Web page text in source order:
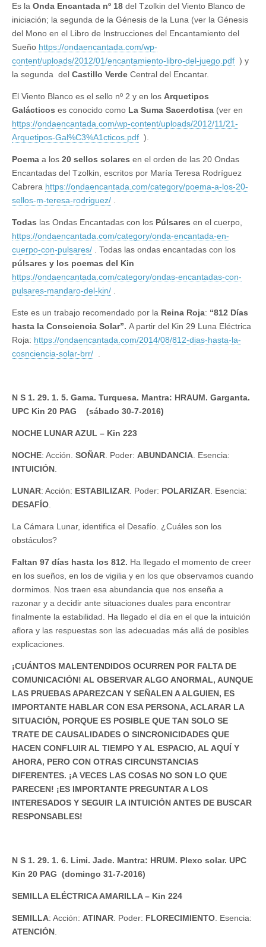
Es la Onda Encantada nº 18 del Tzolkin del Viento Blanco de
iniciación; la segunda de la Génesis de la Luna (ver la Génesis
del Mono en el Libro de Instrucciones del Encantamiento del
Sueño https://ondaencantada.com/wp-
content/uploads/2012/01/encantamiento-libro-del-juego.pdf ) y
la segunda del Castillo Verde Central del Encantar.
El Viento Blanco es el sello nº 2 y en los Arquetipos
Galácticos es conocido como La Suma Sacerdotisa (ver en
https://ondaencantada.com/wp-content/uploads/2012/11/21-
Arquetipos-Gal%C3%A1cticos.pdf ).
Poema a los 20 sellos solares en el orden de las 20 Ondas
Encantadas del Tzolkin, escritos por María Teresa Rodríguez
Cabrera https://ondaencantada.com/category/poema-a-los-20-
sellos-m-teresa-rodriguez/ .
Todas las Ondas Encantadas con los Púlsares en el cuerpo,
https://ondaencantada.com/category/onda-encantada-en-
cuerpo-con-pulsares/ . Todas las ondas encantadas con los
púlsares y los poemas del Kin
https://ondaencantada.com/category/ondas-encantadas-con-
pulsares-mandaro-del-kin/ .
Este es un trabajo recomendado por la Reina Roja: “812 Días
hasta la Consciencia Solar”. A partir del Kin 29 Luna Eléctrica
Roja: https://ondaencantada.com/2014/08/812-dias-hasta-la-
cosnciencia-solar-brr/ .
N S 1. 29. 1. 5. Gama. Turquesa. Mantra: HRAUM. Garganta.
UPC Kin 20 PAG (sábado 30-7-2016)
NOCHE LUNAR AZUL – Kin 223
NOCHE: Acción. SOÑAR. Poder: ABUNDANCIA. Esencia:
INTUICIÓN.
LUNAR: Acción: ESTABILIZAR. Poder: POLARIZAR. Esencia:
DESAFÍO.
La Cámara Lunar, identifica el Desafío. ¿Cuáles son los
obstáculos?
Faltan 97 días hasta los 812. Ha llegado el momento de creer
en los sueños, en los de vigilia y en los que observamos cuando
dormimos. Nos traen esa abundancia que nos enseña a
razonar y a decidir ante situaciones duales para encontrar
finalmente la estabilidad. Ha llegado el día en el que la intuición
aflora y las respuestas son las adecuadas más allá de posibles
explicaciones.
¡CUÁNTOS MALENTENDIDOS OCURREN POR FALTA DE
COMUNICACIÓN! AL OBSERVAR ALGO ANORMAL, AUNQUE
LAS PRUEBAS APAREZCAN Y SEÑALEN A ALGUIEN, ES
IMPORTANTE HABLAR CON ESA PERSONA, ACLARAR LA
SITUACIÓN, PORQUE ES POSIBLE QUE TAN SOLO SE
TRATE DE CAUSALIDADES O SINCRONICIDADES QUE
HACEN CONFLUIR AL TIEMPO Y AL ESPACIO, AL AQUÍ Y
AHORA, PERO CON OTRAS CIRCUNSTANCIAS
DIFERENTES. ¡A VECES LAS COSAS NO SON LO QUE
PARECEN! ¡ES IMPORTANTE PREGUNTAR A LOS
INTERESADOS Y SEGUIR LA INTUICIÓN ANTES DE BUSCAR
RESPONSABLES!
N S 1. 29. 1. 6. Limi. Jade. Mantra: HRUM. Plexo solar. UPC
Kin 20 PAG (domingo 31-7-2016)
SEMILLA ELÉCTRICA AMARILLA – Kin 224
SEMILLA: Acción: ATINAR. Poder: FLORECIMIENTO. Esencia:
ATENCIÓN.